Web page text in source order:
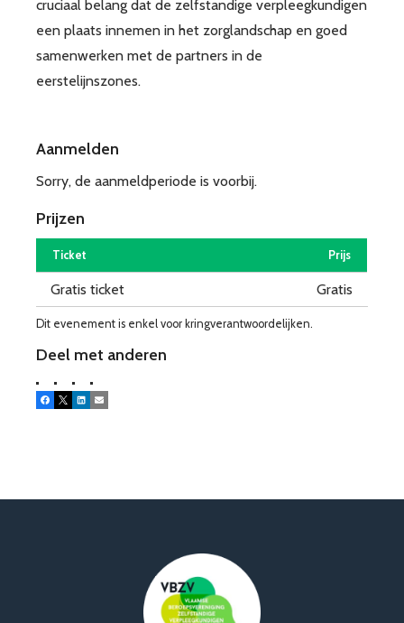
cruciaal belang dat de zelfstandige verpleegkundigen
een plaats innemen in het zorglandschap en goed
samenwerken met de partners in de
eerstelijnszones.
Aanmelden
Sorry, de aanmeldperiode is voorbij.
Prijzen
Ticket Prijs
Gratis ticket Gratis
Dit evenement is enkel voor kringverantwoordelijken.
Deel met anderen
Facebook
X LinkedInE-mail